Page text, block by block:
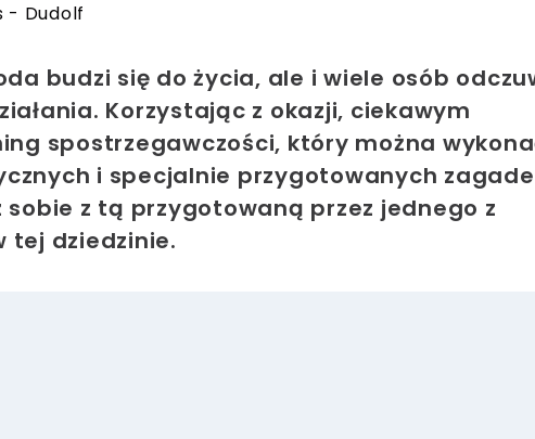
- Dudolf
budzi się do życia, ale i wiele osób
Korzystając z okazji, ciekawym
spostrzegawczości, który można
i specjalnie przygotowanych
sobie z tą przygotowaną przez jednego z
tej dziedzinie.